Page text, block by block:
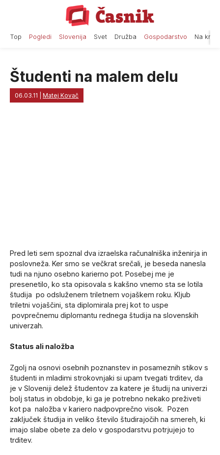
Top Pogledi Slovenija Svet Družba Gospodarstvo Na
Študenti na malem delu
06.03.11 Matej Kovač
Pred leti sem spoznal dva izraelska računalniška inženirja in
poslovneža. Ker smo se večkrat srečali, je beseda nanesla
tudi na njuno osebno karierno pot. Posebej me je
presenetilo, ko sta opisovala s kakšno vnemo sta se lotila
študija po odsluženem triletnem vojaškem roku. Kljub
triletni vojaščini, sta diplomirala prej kot to uspe
povprečnemu diplomantu rednega študija na slovenskih
univerzah.
Status ali naložba
Zgolj na osnovi osebnih poznanstev in posameznih stikov s
študenti in mladimi strokovnjaki si upam tvegati trditev, da
je v Sloveniji delež študentov za katere je študij na univerzi
bolj status in obdobje, ki ga je potrebno nekako preživeti
kot pa naložba v kariero nadpovprečno visok. Pozen
zaključek študija in veliko število študirajočih na smereh, ki
imajo slabe obete za delo v gospodarstvu potrjujejo to
trditev.